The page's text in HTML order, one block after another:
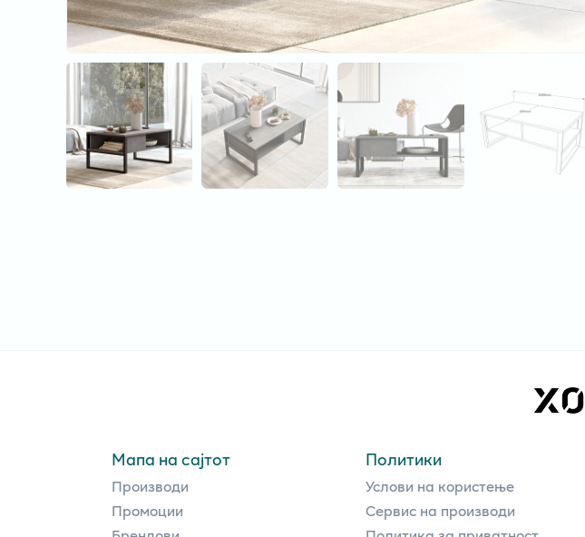
Мапа на сајтот
Производи
Промоции
Политики
Услови на користење
Сервис на производи